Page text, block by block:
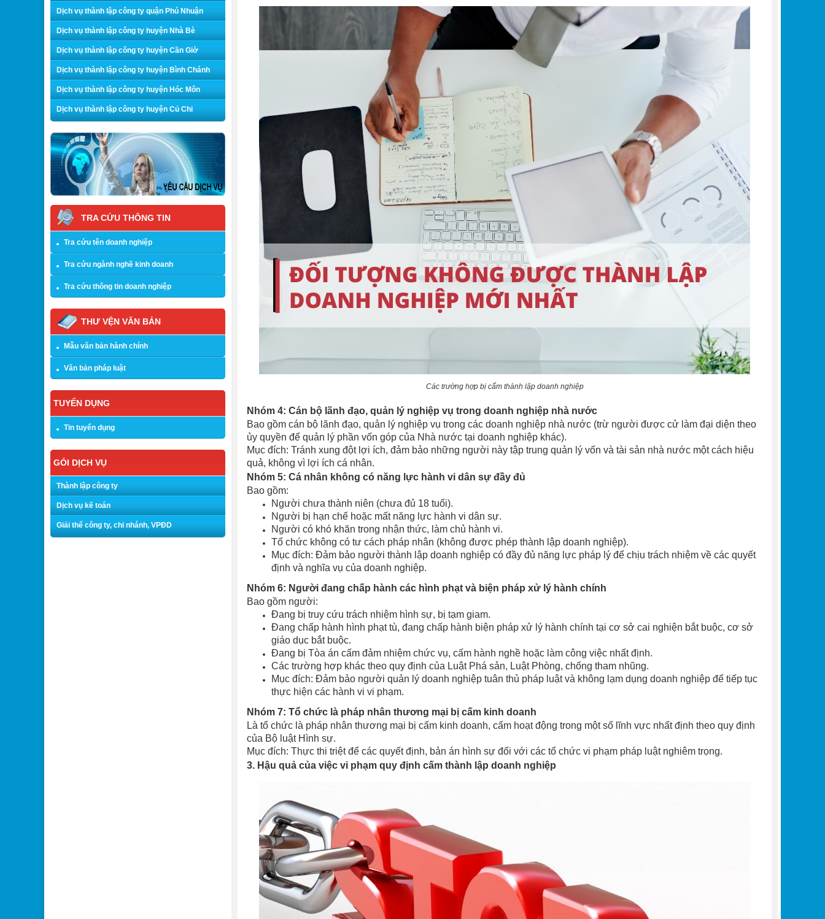
Các trường hợp bị cấm thành lập doanh nghiệp
Nhóm 4: Cán bộ lãnh đạo, quản lý nghiệp vụ trong doanh nghiệp nhà nước
Bao gồm cán bộ lãnh đạo, quản lý nghiệp vụ trong các doanh nghiệp nhà nước (trừ người được cử làm đại diện theo
ủy quyền để quản lý phần vốn góp của Nhà nước tại doanh nghiệp khác).
Mục đích: Tránh xung đột lợi ích, đảm bảo những người này tập trung quản lý vốn và tài sản nhà nước một cách hiệu
quả, không vì lợi ích cá nhân.
Nhóm 5: Cá nhân không có năng lực hành vi dân sự đầy đủ
Bao gồm:
Người chưa thành niên (chưa đủ 18 tuổi).
Người bị hạn chế hoặc mất năng lực hành vi dân sự.
Người có khó khăn trong nhận thức, làm chủ hành vi.
Tổ chức không có tư cách pháp nhân (không được phép thành lập doanh nghiệp).
Mục đích: Đảm bảo người thành lập doanh nghiệp có đầy đủ năng lực pháp lý để chịu trách nhiệm về các quyết
định và nghĩa vụ của doanh nghiệp.
Nhóm 6: Người đang chấp hành các hình phạt và biện pháp xử lý hành chính
Bao gồm người:
Đang bị truy cứu trách nhiệm hình sự, bị tạm giam.
Đang chấp hành hình phạt tù, đang chấp hành biện pháp xử lý hành chính tại cơ sở cai nghiện bắt buộc, cơ sở
giáo dục bắt buộc.
Đang bị Tòa án cấm đảm nhiệm chức vụ, cấm hành nghề hoặc làm công việc nhất định.
Các trường hợp khác theo quy định của Luật Phá sản, Luật Phòng, chống tham nhũng.
Mục đích: Đảm bảo người quản lý doanh nghiệp tuân thủ pháp luật và không lạm dụng doanh nghiệp để tiếp tục
thực hiện các hành vi vi phạm.
Nhóm 7: Tổ chức là pháp nhân thương mại bị cấm kinh doanh
Là tổ chức là pháp nhân thương mại bị cấm kinh doanh, cấm hoạt động trong một số lĩnh vực nhất định theo quy định
của Bộ luật Hình sự.
Mục đích: Thực thi triệt để các quyết định, bản án hình sự đối với các tổ chức vi phạm pháp luật nghiêm trọng.
3. Hậu quả của việc vi phạm quy định cấm thành lập doanh nghiệp
Dịch vụ thành lập công ty quận Phú Nhuận
Dịch vụ thành lập công ty huyện Nhà Bè
Dịch vụ thành lập công ty huyện Cần Giờ
Dịch vụ thành lập công ty huyện Bình Chánh
Dịch vụ thành lập công ty huyện Hóc Môn
Dịch vụ thành lập công ty huyện Củ Chi
TRA CỨU THÔNG TIN
Tra cứu tên doanh nghiệp
Tra cứu ngành nghề kinh doanh
Tra cứu thông tin doanh nghiệp
THƯ VỆN VĂN BẢN
Mẫu văn bản hành chính
Văn bản pháp luật
TUYỂN DỤNG
Tin tuyển dụng
GÓI DỊCH VỤ
Thành lập công ty
Dịch vụ kế toán
Giải thể công ty, chi nhánh, VPĐD